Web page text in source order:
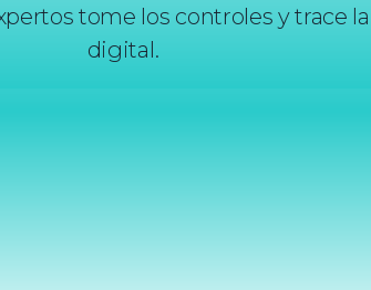
tome los controles y trace
digital.